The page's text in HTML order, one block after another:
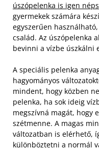
úszópelenka is igen
gyermekek számára
egyszerűen
család. Az úszópelenka
bevinni a vízbe úszkálni
A speciális pelenka
hagyományos
mindent, hogy közben
pelenka, ha sok ideig
megszívná magát, hogy
szétmenne. A magas
változatban is elérhető,
különböztetni a normál